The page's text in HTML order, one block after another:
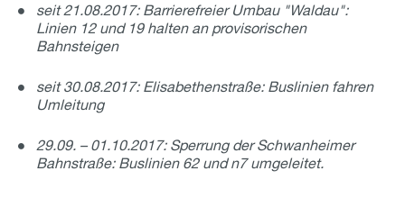
seit 21.08.2017: Barrierefreier Umbau "Waldau":
Linien 12 und 19 halten an provisorischen
Bahnsteigen
seit 30.08.2017: Elisabethenstraße: Buslinien fahren
Umleitung
29.09. – 01.10.2017: Sperrung der Schwanheimer
Bahnstraße: Buslinien 62 und n7 umgeleitet.